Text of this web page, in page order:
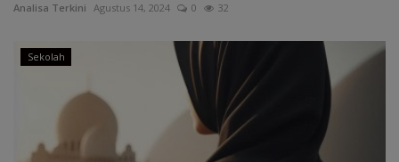
Analisa Terkini Agustus 14, 2024 0 32
Sekolah